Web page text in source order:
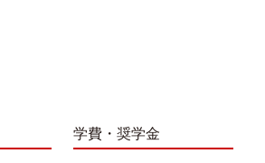
学費・奨学金